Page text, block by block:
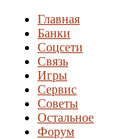
Главная
Банки
Соцсети
Связь
Игры
Сервис
Советы
Остальное
Форум